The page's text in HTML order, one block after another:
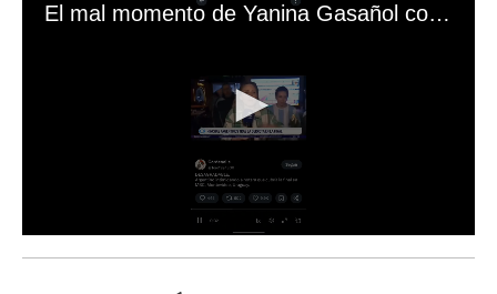
El mal momento de Yanina Gasañol con un hincha argentino en "Subrayado"
s